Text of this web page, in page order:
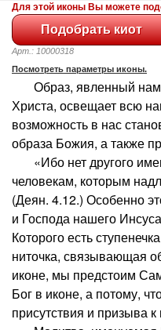
Для этой иконы Вы можете
Арт.: 10000318
Посмотреть параметры иконы.
Образ, явленный нам
Христа, освещает всю
возможность в нас
образа Божия, а также
«Ибо нет другого
человекам, которым
(Деян. 4.12.) Особенно
и Господа нашего
Которого есть
ниточка, связывающая
иконе, мы предстоим
Бог в иконе, а потому,
присутствия и призыва